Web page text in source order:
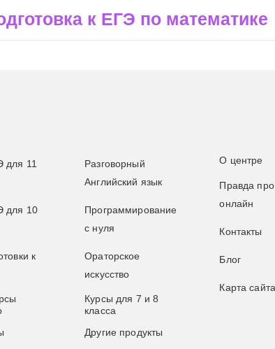
к ЕГЭ по математике
для 11
для 10
к
Разговорный
Английский язык
Программирование
с нуля
Ораторское
искусство
Курсы для 7 и 8
класса
Другие продукты
О центре
Правда про
онлайн
Контакты
Блог
Карта сайта